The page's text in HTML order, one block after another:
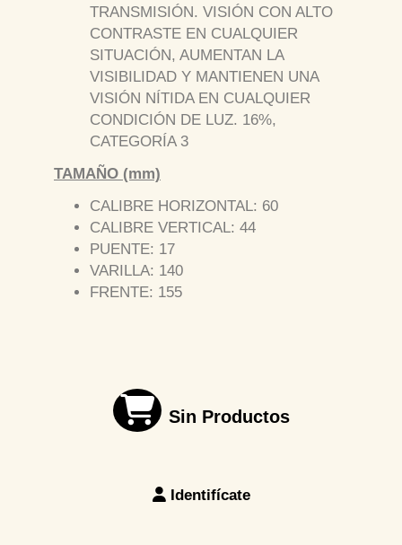
TRANSMISIÓN. VISIÓN CON ALTO
CONTRASTE EN CUALQUIER
SITUACIÓN, AUMENTAN LA
VISIBILIDAD Y MANTIENEN UNA
VISIÓN NÍTIDA EN CUALQUIER
CONDICIÓN DE LUZ. 16%,
CATEGORÍA 3
TAMAÑO (mm)
CALIBRE HORIZONTAL: 60
CALIBRE VERTICAL: 44
PUENTE: 17
VARILLA: 140
FRENTE: 155
Sin Productos
Identifícate